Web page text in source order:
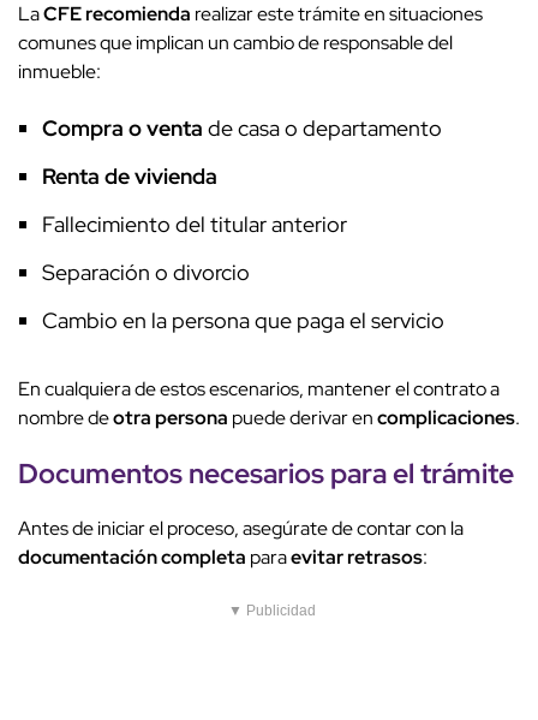
LaCFE recomienda realizar este trámite en situaciones
comunes que implican un cambio de responsable del
inmueble:
Compra o venta de casa o departamento
Renta de vivienda
Fallecimiento del titular anterior
Separación o divorcio
Cambio en la persona que paga el servicio
En cualquiera de estos escenarios, mantener el contrato a
nombre deotra persona puede derivar encomplicaciones.
Documentos necesariospara el trámite
Antes de iniciar el proceso, asegúrate de contar con la
documentación completa paraevitar retrasos:
▼ Publicidad